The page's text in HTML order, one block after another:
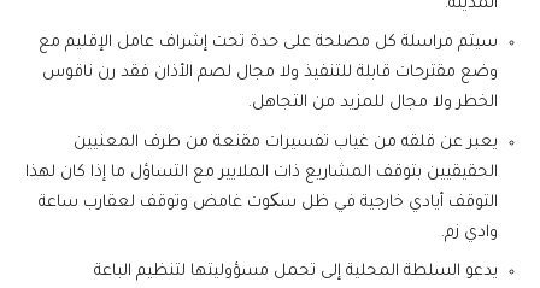
المدينة.
سيتم مراسلة كل مصلحة على حدة تحت إشراف عامل الإقليم مع
وضع مقترحات قابلة للتنفيذ ولا مجال لصم الأذان فقد رن ناقوس
الخطر ولا مجال للمزيد من التجاهل.
يعبر عن قلقه من غياب تفسيرات مقنعة من طرف المعنيين
الحقيقيين بتوقف المشاريع ذات الملايير مع التساؤل ما إذا كان لهذا
التوقف أيادي خارجية في ظل سکوت غامض وتوقف لعقارب ساعة
وادي زم.
يدعو السلطة المحلية إلى تحمل مسؤوليتها لتنظيم الباعة